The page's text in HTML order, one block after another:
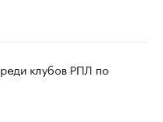
клубов РПЛ по